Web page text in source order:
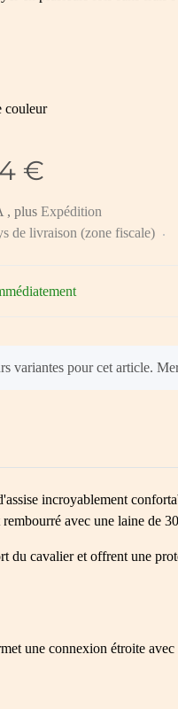
couleur
€
, plus Expédition
de livraison (zone fiscale)
variantes pour cet article.
incroyablement
avec une laine de
du cavalier et offrent une
une connexion étroite